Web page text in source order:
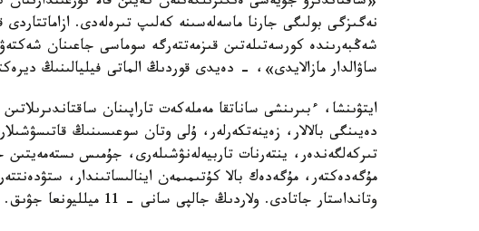
نەگىزگى بولىگى جارنا ماسەلەسىنە كەلىپ تىرەلەدى.
شەڭبەرىندە كورسەتىلەتىن قىزمەتتەرگە سوماسى جاعىنان
ساۋالدار مازالايدى»، - دەيدى قوردىڭ الماتى فيليالىنىڭ
دەيىنگى بالالار، زەينەتكەرلەر، ۇلى وتان سوعىسىنىڭ
تىركەلگەندەر، ينتەرنات تاربيەلەنۋشىلەرى، جۇمىس ىستەمەيتىن
مۇگەدەكتەر، مۇگەدەك بالا كۇتىمىمەن اينالىساتىندار،
وتانداستار جاتادى. ولاردىڭ جالپى سانى - 11 ميلليونعا جۋىق.